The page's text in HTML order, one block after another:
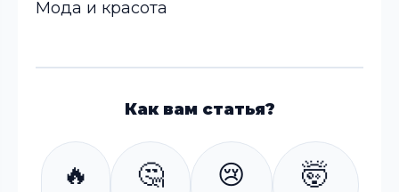
Мода и красота
Как вам статья?
🔥 🤔 😢 🤯